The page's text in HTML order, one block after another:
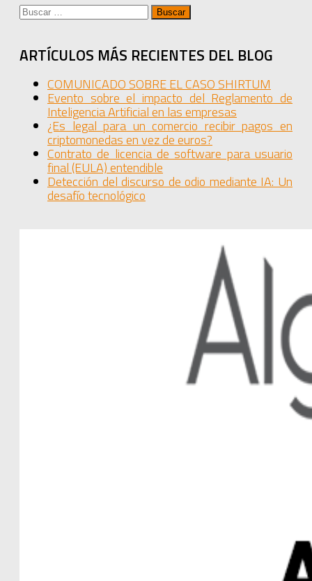
Buscar:
ARTÍCULOS MÁS RECIENTES DEL BLOG
COMUNICADO SOBRE EL CASO SHIRTUM
Evento sobre el impacto del Reglamento de
Inteligencia Artificial en las empresas
¿Es legal para un comercio recibir pagos en
criptomonedas en vez de euros?
Contrato de licencia de software para usuario
final (EULA) entendible
Detección del discurso de odio mediante IA: Un
desafío tecnológico